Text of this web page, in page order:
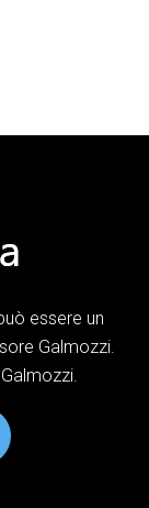
essere un
Galmozzi.